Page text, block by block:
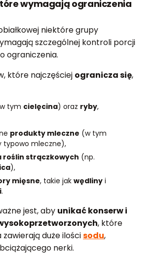
wymagają ograniczenia
niektóre grupy
szczególnej kontroli porcji
ograniczenia.
które najczęściej ogranicza się,
tym cielęcina) oraz ryby,
produkty mleczne (w tym
typowo mleczne),
roślin strączkowych (np.
),
mięsne, takie jak wędliny i
.
jest, aby unikać konserw i
, które
zawierają duże ilościsodu,
nerki.